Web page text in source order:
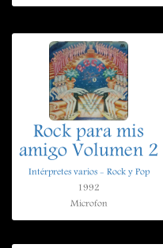
Rock para mis
amigo Volumen 2
Intérpretes varios - Rock y Pop
1992
Microfon